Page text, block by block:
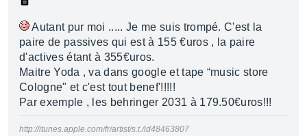
Autant pur moi ..... Je me suis trompé. C'est la
paire de passives qui est à 155 €uros , la paire
d'actives étant à 355€uros.
Maitre Yoda , va dans google et tape “music store
Cologne" et c'est tout benef'!!!!!
Par exemple , les behringer 2031 à 179.50€uros!!!
http://itunes.apple.com/fr/artist/s.t./id48463807